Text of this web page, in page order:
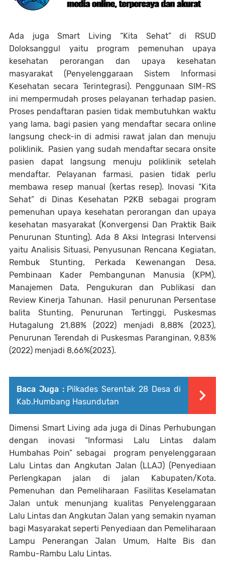
Ada juga Smart Living “Kita Sehat” di RSUD
Doloksanggul yaitu program pemenuhan upaya
kesehatan perorangan dan upaya kesehatan
masyarakat (Penyelenggaraan Sistem Informasi
Kesehatan secara Terintegrasi). Penggunaan SIM-RS
ini mempermudah proses pelayanan terhadap pasien.
Proses pendaftaran pasien tidak membutuhkan waktu
yang lama, bagi pasien yang mendaftar secara online
langsung check-in di admisi rawat jalan dan menuju
poliklinik. Pasien yang sudah mendaftar secara onsite
pasien dapat langsung menuju poliklinik setelah
mendaftar. Pelayanan farmasi, pasien tidak perlu
membawa resep manual (kertas resep). Inovasi “Kita
Sehat” di Dinas Kesehatan P2KB sebagai program
pemenuhan upaya kesehatan perorangan dan upaya
kesehatan masyarakat (Konvergensi Dan Praktik Baik
Penurunan Stunting). Ada 8 Aksi Integrasi Intervensi
yaitu Analisis Situasi, Penyusunan Rencana Kegiatan,
Rembuk Stunting, Perkada Kewenangan Desa,
Pembinaan Kader Pembangunan Manusia (KPM),
Manajemen Data, Pengukuran dan Publikasi dan
Review Kinerja Tahunan. Hasil penurunan Persentase
balita Stunting, Penurunan Tertinggi, Puskesmas
Hutagalung 21,88% (2022) menjadi 8,88% (2023),
Penurunan Terendah di Puskesmas Paranginan, 9,83%
(2022) menjadi 8,66%(2023).
Baca Juga : Pilkades Serentak 28 Desa di
Kab.Humbang Hasundutan
Dimensi Smart Living ada juga di Dinas Perhubungan
dengan inovasi “Informasi Lalu Lintas dalam
Humbahas Poin” sebagai program penyelenggaraan
Lalu Lintas dan Angkutan Jalan (LLAJ) (Penyediaan
Perlengkapan jalan di jalan Kabupaten/Kota.
Pemenuhan dan Pemeliharaan Fasilitas Keselamatan
Jalan untuk menunjang kualitas Penyelenggaraan
Lalu Lintas dan Angkutan Jalan yang semakin nyaman
bagi Masyarakat seperti Penyediaan dan Pemeliharaan
Lampu Penerangan Jalan Umum, Halte Bis dan
Rambu-Rambu Lalu Lintas.